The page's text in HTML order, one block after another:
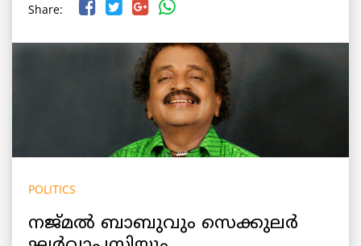
Share:
POLITICS
നജ്മൽ ബാബുവും സെക്കുലർ